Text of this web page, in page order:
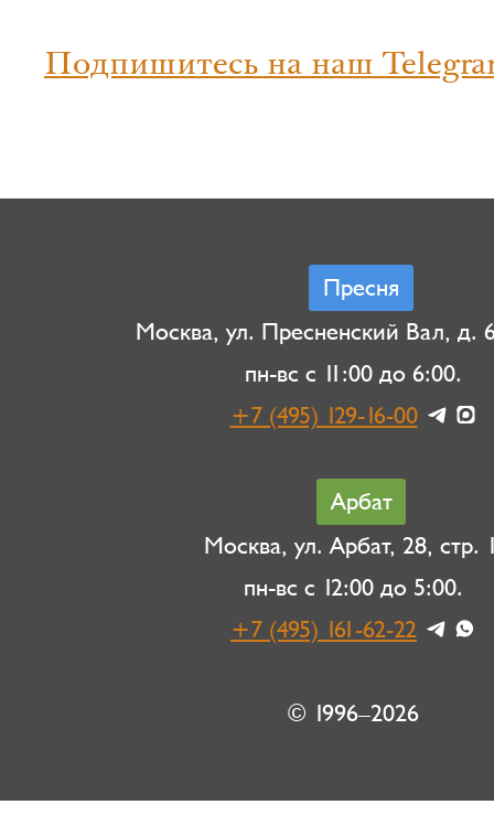
Подпишитесь на наш
Пресня
Москва, ул. Пресненский Вал, д.
пн-вс с 11:00 до 6:00.
+7 (495) 129-16-00
Арбат
Москва, ул. Арбат, 28, стр.
пн-вс с 12:00 до 5:00.
+7 (495) 161-62-22
© 1996–2026